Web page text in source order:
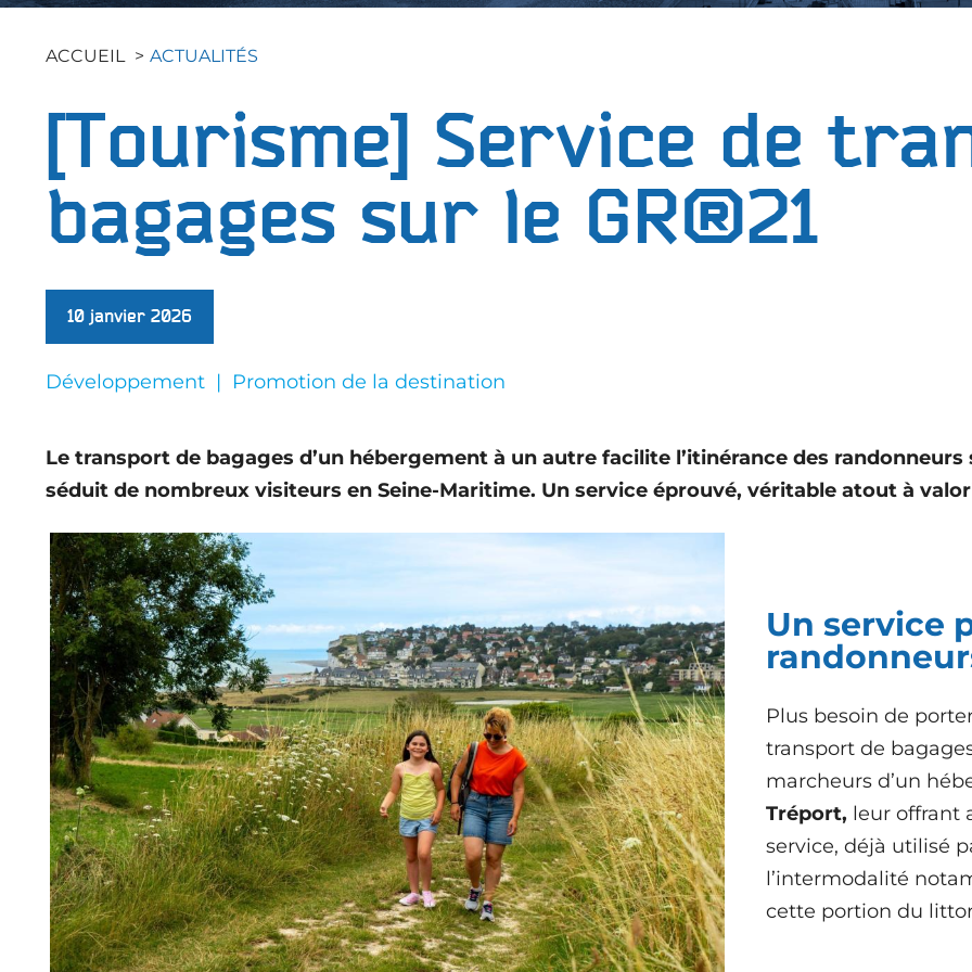
Les Actus
Les Publications
Nous rejoindre
Espace Presse
Faciliter l'attractivité des
territoires
Entreprises / Associations
ACCUEIL ACTUALITÉS
[Tourisme] Service de
bagages sur le GR®21
10 janvier 2026
Développement Promotion de la destination
Le transport de bagages d’un hébergement à un autre facilite l’itinérance des
séduit de nombreux visiteurs en Seine-Maritime. Un service éprouvé, véritable atout à
Un service
Plus besoin de
transport de
marcheurs d’un
Tréport, leur offrant
service, déjà utilisé
l’intermodalité
cette portion du